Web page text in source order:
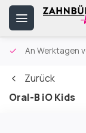
An Werktagen
Zurück
Oral-B iO Kids